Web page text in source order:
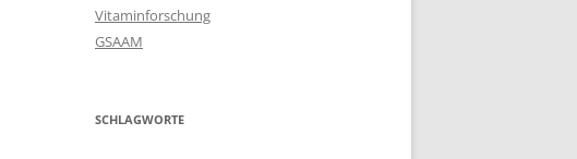
Vitaminforschung
GSAAM
SCHLAGWORTE